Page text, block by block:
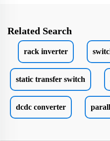
Related Search
rack inverter
static transfer switch
dcdc converter